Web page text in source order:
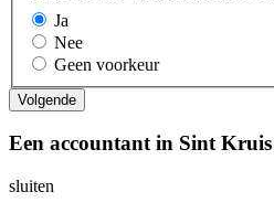
Ja
Nee
Geen voorkeur
Een accountant in Sint
sluiten